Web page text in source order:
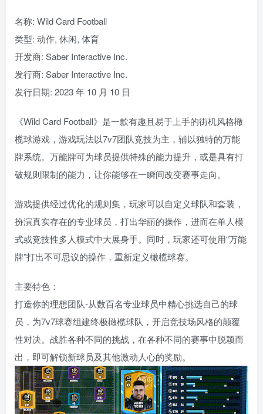
名称: Wild Card Football
类型: 动作, 休闲, 体育
开发商: Saber Interactive Inc.
发行商: Saber Interactive Inc.
发行日期: 2023 年 10 月 10 日
《Wild Card Football》是一款有趣且易于上手的街机风格橄
榄球游戏，游戏玩法以7v7团队竞技为主，辅以独特的万能
牌系统。万能牌可为球员提供特殊的能力提升，或是具有打
破规则限制的能力，让你能够在一瞬间改变赛事走向。
游戏提供经过优化的规则集，玩家可以自定义球队和套装，
扮演真实存在的专业球员，打出华丽的操作，进而在单人模
式或竞技性多人模式中大展身手。同时，玩家还可使用“万能
牌”打出不可思议的操作，重新定义橄榄球赛。
主要特色：
打造你的理想团队-从数百名专业球员中精心挑选自己的球
员，为7v7球赛组建终极橄榄球队，开启竞技场风格的颠覆
性对决。战胜各种不同的挑战，在各种不同的赛事中脱颖而
出，即可解锁新球员及其他激动人心的奖励。